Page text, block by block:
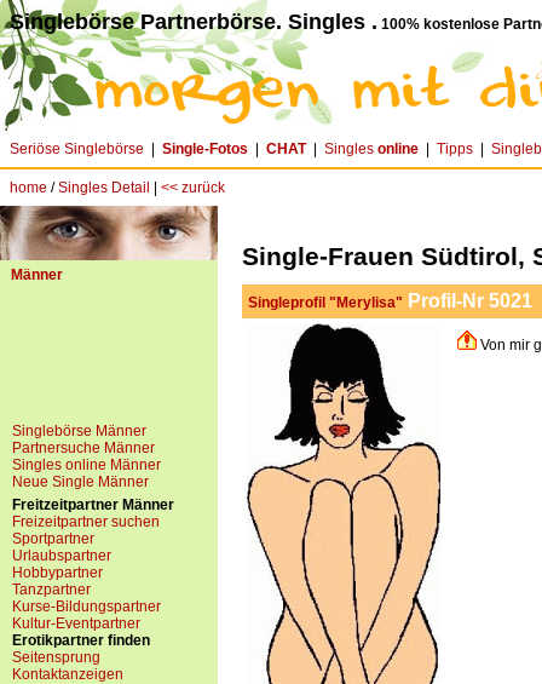
Singlebörse Partnerbörse. Singles . 100% kostenlose
Seriöse Singlebörse Single-Fotos CHAT| Singles online Tipps
home /Singles Detail << zurück
Männer
Singlebörse Männer
Partnersuche Männer
Singles online Männer
Neue Single Männer
Freitzeitpartner Männer
Freizeitpartner suchen
Sportpartner
Urlaubspartner
Hobbypartner
Tanzpartner
Kurse-Bildungspartner
Kultur-Eventpartner
Erotikpartner finden
Seitensprung
Kontaktanzeigen
Single-Frauen Südtirol,
Singleprofil "Merylisa" Profil-Nr 5021
Von mir